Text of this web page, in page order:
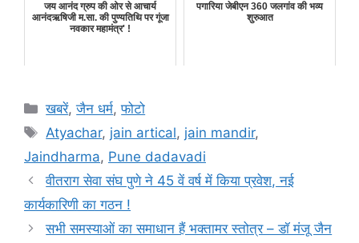
जय आनंद ग्रुप की ओर से आचार्य
आनंदऋषिजी म.सा. की पुण्यतिथि पर गूंजा
नवकार महामंत्र' !
पगारिया जेबीएन 360 जलगांव की भव्य
शुरुआत
Categories
खबरें,जैन धर्म,फोटो
Tags
Atyachar, jain artical, jain mandir,
Jaindharma, Pune dadavadi
वीतराग सेवा संघ पुणे ने 45 वें वर्ष में किया प्रवेश, नई
कार्यकारिणी का गठन !
सभी समस्याओं का समाधान हैं भक्तामर स्तोत्र – डॉ मंजू जैन